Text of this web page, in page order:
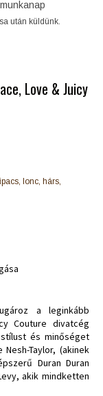
után küldünk.
Love & Juicy
lonc, hárs,
a leginkább
Couture divatcég
és minőséget
Taylor, (akinek
Duran Duran
akik mindketten